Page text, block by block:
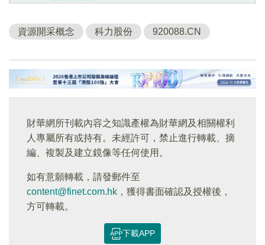
資源開采概念 科力股份 920088.CN
財華網所刊載內容之知識產權為財華網及相關權利
人專屬所有或持有。未經許可，禁止進行轉載、摘
編、複製及建立鏡像等任何使用。
如有意願轉載，請發郵件至
content@finet.com.hk ，獲得書面確認及授權後，
方可轉載。
下載APP